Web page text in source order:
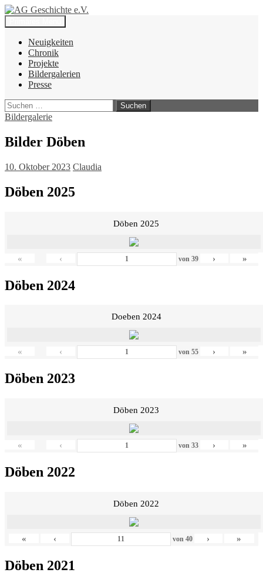
Zum
Inhalt
springen
AG Geschichte e.V.
Suchen
Neuigkeiten
Chronik
Projekte
Bildergalerien
Presse
Suchen
nach:
Bildergalerie
Bilder Döben
10. Oktober 2023 Claudia
Döben 2025
Döben 2025
« ‹ von 39 › »
Döben 2024
Doeben 2024
« ‹ von 55 › »
Döben 2023
Döben 2023
« ‹ von 33 › »
Döben 2022
Döben 2022
« ‹ von 40 › »
Döben 2021